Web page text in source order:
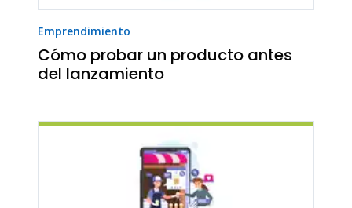
Emprendimiento
Cómo probar un producto antes
del lanzamiento